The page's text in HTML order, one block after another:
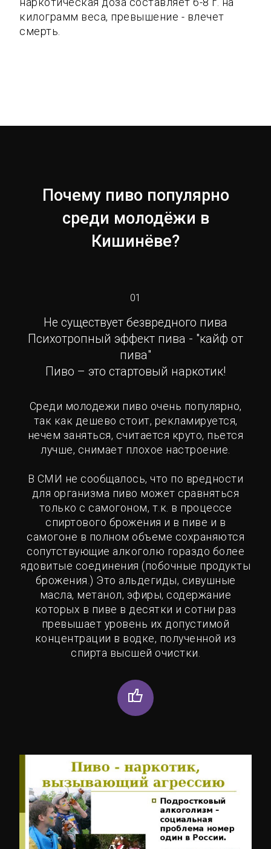
килограмм веса, превышение - влечет
смерть.
Почему пиво популярно
среди молодёжи в
Кишинёве?
01
Не существует безвредного пива
Психотропный эффект пива - "кайф от
пива"
Пиво – это стартовый наркотик!
Среди молодежи пиво очень популярно,
так как дешево стоит, рекламируется,
нечем заняться, считается круто, пьется
лучше, снимает плохое настроение.
В СМИ не сообщалось, что по вредности
для организма пиво может сравняться
только с самогоном, т.к. в процессе
спиртового брожения и в пиве и в
самогоне в полном объеме сохраняются
сопутствующие алкоголю гораздо более
ядовитые соединения (побочные продукты
брожения.) Это альдегиды, сивушные
масла, метанол, эфиры, содержание
которых в пиве в десятки и сотни раз
превышает уровень их допустимой
концентрации в водке, полученной из
спирта высшей очистки.